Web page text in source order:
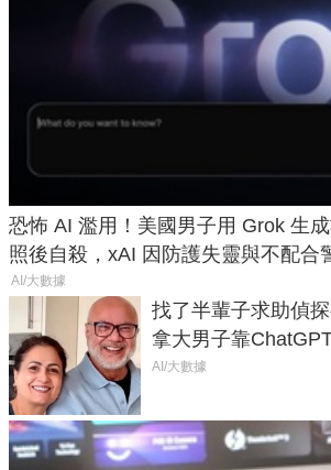
恐怖 AI 濫用！美國男子用 Grok 生
照後自殺，xAI 因防護失靈與不配合
AI/大數據
找了半輩子求助偵
拿大男子靠
50年家人
AI/大數據